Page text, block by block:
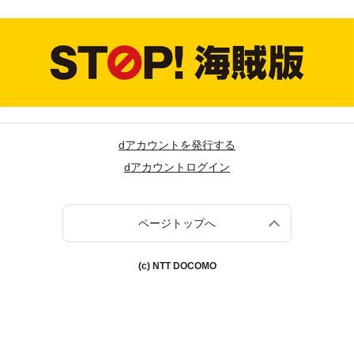
dアカウントを発行する
dアカウントログイン
ページトップへ
(c) NTT DOCOMO